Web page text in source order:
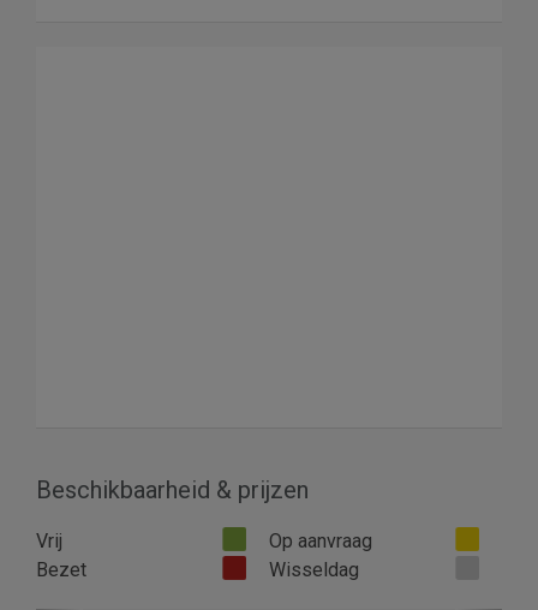
Beschikbaarheid & prijzen
Vrij
Op aanvraag
Bezet
Wisseldag